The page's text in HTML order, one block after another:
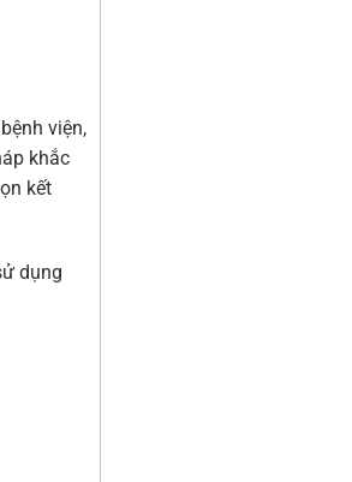
viện,
khắc
kết
dụng